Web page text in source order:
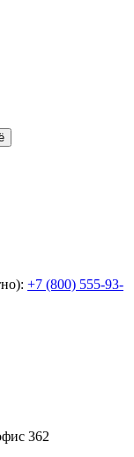
+7 (800) 555-93-
362